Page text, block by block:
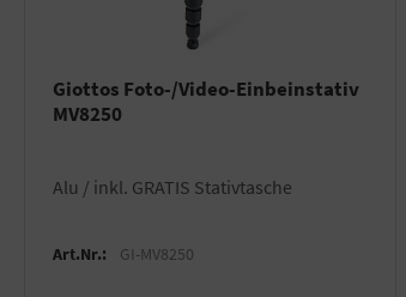
Giottos Foto-/Video-Einbeinstativ
MV8250
Alu / inkl. GRATIS Stativtasche
Art.Nr.: GI-MV8250